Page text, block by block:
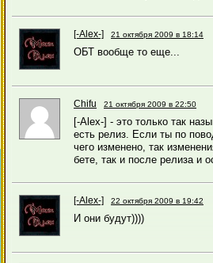
[-Alex-] 21 октября 2009 в 18:14
ОБТ вообще то еще...
Chifu 21 октября 2009 в 22:50
[-Alex-] - это только так
есть релиз. Если ты по
чего изменено, так
бете, так и после релиза и
[-Alex-] 22 октября 2009 в 19:42
И они будут))))